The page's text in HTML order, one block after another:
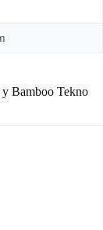
y Bamboo Tekno